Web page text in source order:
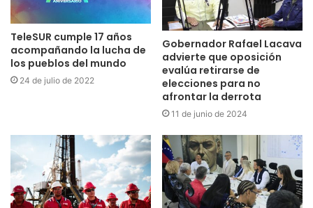
TeleSUR cumple 17 años
acompañando la lucha de
los pueblos del mundo
24 de julio de 2022
Gobernador Rafael Lacava
advierte que oposición
evalúa retirarse de
elecciones para no
afrontar la derrota
11 de junio de 2024